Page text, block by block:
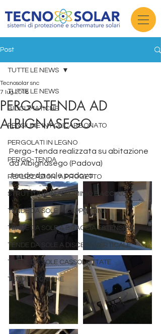
Post
TUTTE LE NEWS
BIOCLIMATICHE
PENSILINE IN POLICARBONATO
PERGOLATI IN LEGNO
PERGO-TENDA
REALIZZAZIONI A PROGETTO
STRUTTURE IN ALLUMINIO E ACCIAIO
TENDE DA SOLE A CAPPOTTINA
TENDE DA SOLE A BRACCIA ESTENSIBILI
TENDE DA SOLE A DISCESA VERTICALE
TENDE DA SOLE CASSONETTATE
TENDE TECNICHE
TUTTE LE NEWS
PERGO-TENDA AD
ALBIGNASEGO
Tecnosolar snc
7 lug 2018
Pergo-tenda realizzata su abitazione
ad Albignasego (Padova)
tende da sole padova